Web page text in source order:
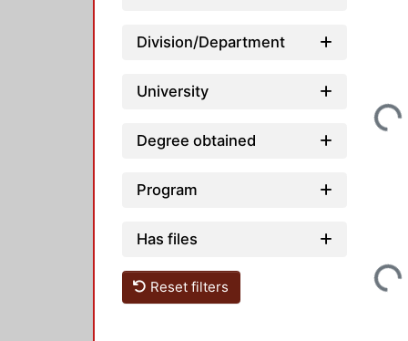
Division/Department
University
Degree obtained
Program
Has files
Reset filters
Loading...
Loading...